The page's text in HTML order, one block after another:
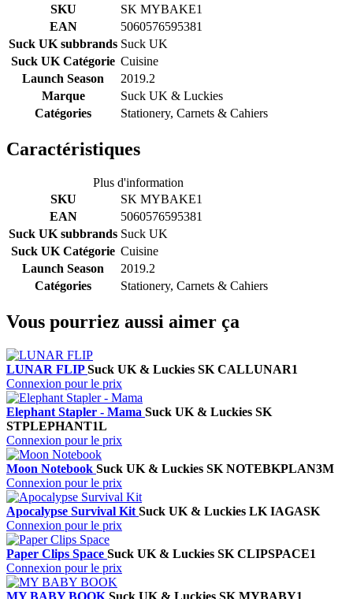
SKU
SK MYBAKE1
EAN
5060576595381
Suck UK subbrands Suck UK
Suck UK Catégorie Cuisine
Launch Season
2019.2
Marque
Suck UK & Luckies
Catégories
Stationery, Carnets & Cahiers
Caractéristiques
Plus d'information
SKU
SK MYBAKE1
EAN
5060576595381
Suck UK subbrands Suck UK
Suck UK Catégorie Cuisine
Launch Season
2019.2
Catégories
Stationery, Carnets & Cahiers
Vous pourriez aussi aimer ça
LUNAR FLIPSuck UK & Luckies SK CALLUNAR1
Connexion pour le prix
Elephant Stapler - Mama Suck UK & Luckies SK
STPLEPHANT1L
Connexion pour le prix
Moon Notebook Suck UK & Luckies SK NOTEBKPLAN3M
Connexion pour le prix
Apocalypse Survival Kit Suck UK & Luckies LK IAGASK
Connexion pour le prix
Paper Clips Space Suck UK & Luckies SK CLIPSPACE1
Connexion pour le prix
MY BABY BOOK Suck UK & Luckies SK MYBABY1